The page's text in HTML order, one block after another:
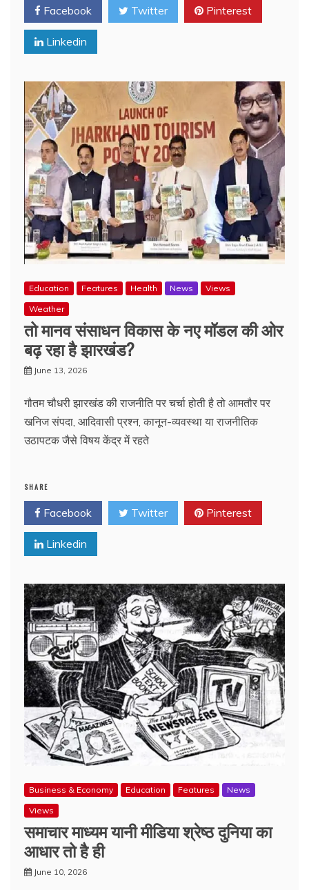
Facebook Twitter Pinterest
Linkedin
Education Features Health News
Views
Weather
तो मानव संसाधन विकास के नए मॉडल की ओर
बढ़ रहा है झारखंड?
June 13, 2026
गौतम चौधरी झारखंड की राजनीति पर चर्चा होती है तो आमतौर पर
खनिज संपदा, आदिवासी प्रश्न, कानून-व्यवस्था या राजनीतिक
उठापटक जैसे विषय केंद्र में रहते
SHARE
Facebook Twitter Pinterest
Linkedin
Business & Economy Education Features
News
Views
समाचार माध्यम यानी मीडिया श्रेष्ठ दुनिया का
आधार तो है ही
June 10, 2026